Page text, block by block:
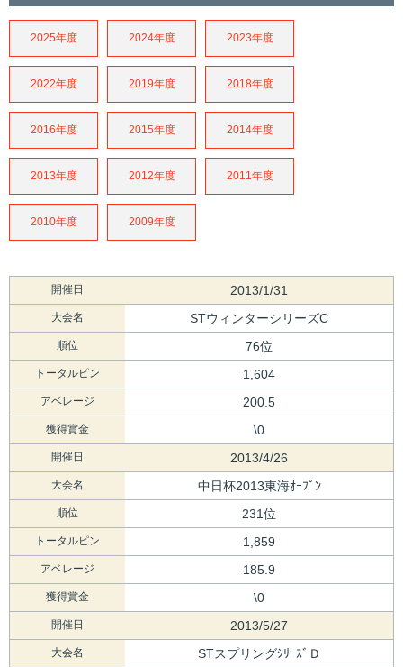
2025年度 2024年度 2023年度
2022年度 2019年度 2018年度
2016年度 2015年度 2014年度
2013年度 2012年度 2011年度
2010年度 2009年度
開催日 2013/1/31
大会名 STウィンターシリーズC
順位 76位
トータルピン 1,604
アベレージ 200.5
獲得賞金 \0
開催日 2013/4/26
大会名 中日杯2013東海ｵｰﾌﾟﾝ
順位 231位
トータルピン 1,859
アベレージ 185.9
獲得賞金 \0
開催日 2013/5/27
大会名 STスプリングｼﾘｰｽﾞＤ